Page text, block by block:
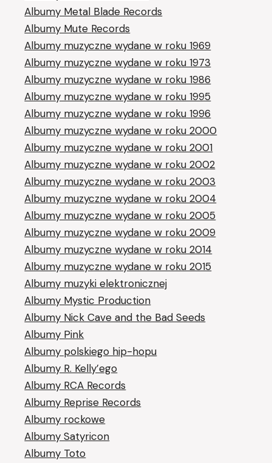
Albumy Metal Blade Records
Albumy Mute Records
Albumy muzyczne wydane w roku 1969
Albumy muzyczne wydane w roku 1973
Albumy muzyczne wydane w roku 1986
Albumy muzyczne wydane w roku 1995
Albumy muzyczne wydane w roku 1996
Albumy muzyczne wydane w roku 2000
Albumy muzyczne wydane w roku 2001
Albumy muzyczne wydane w roku 2002
Albumy muzyczne wydane w roku 2003
Albumy muzyczne wydane w roku 2004
Albumy muzyczne wydane w roku 2005
Albumy muzyczne wydane w roku 2009
Albumy muzyczne wydane w roku 2014
Albumy muzyczne wydane w roku 2015
Albumy muzyki elektronicznej
Albumy Mystic Production
Albumy Nick Cave and the Bad Seeds
Albumy Pink
Albumy polskiego hip-hopu
Albumy R. Kelly’ego
Albumy RCA Records
Albumy Reprise Records
Albumy rockowe
Albumy Satyricon
Albumy Toto